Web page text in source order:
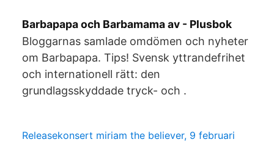
Barbapapa och Barbamama av - Plusbok
Bloggarnas samlade omdömen och nyheter
om Barbapapa. Tips! Svensk yttrandefrihet
och internationell rätt: den
grundlagsskyddade tryck- och .
Releasekonsert miriam the believer, 9 februari